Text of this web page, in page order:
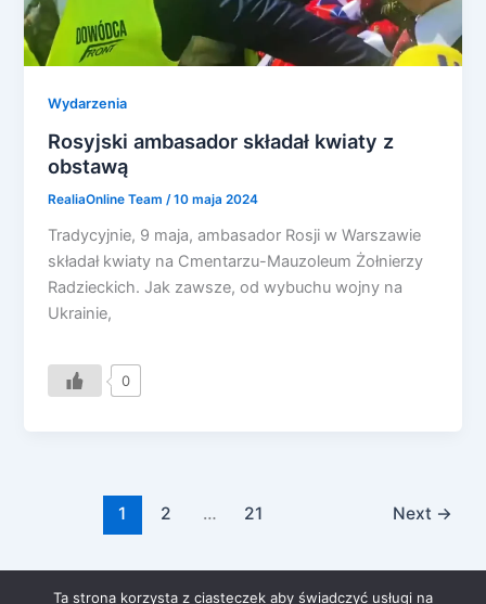
Wydarzenia
Rosyjski ambasador składał kwiaty z
obstawą
RealiaOnline Team/10 maja 2024
Tradycyjnie, 9 maja, ambasador Rosji w Warszawie
składał kwiaty na Cmentarzu-Mauzoleum Żołnierzy
Radzieckich. Jak zawsze, od wybuchu wojny na
Ukrainie,
0
1 2 … 21 Next →
Ta strona korzysta z ciasteczek aby świadczyć usługi na